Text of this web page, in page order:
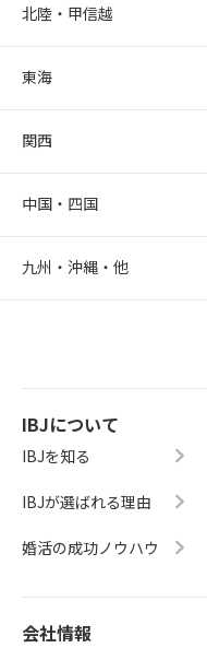
北陸・甲信越
東海
関西
中国・四国
九州・沖縄・他
IBJについて
IBJを知る
IBJが選ばれる理由
婚活の成功ノウハウ
会社情報